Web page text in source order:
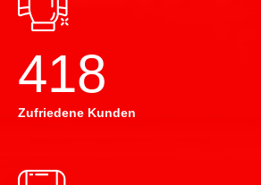
420
Zufriedene Kunden